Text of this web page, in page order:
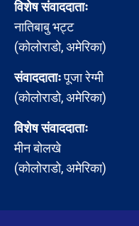
विशेष संवाददाताः
नातिबाबु भट्ट
(कोलोराडो, अमेरिका)
संवाददाताःपूजा रेग्मी
(कोलोराडो, अमेरिका)
विशेष संवाददाताः
मीन बोलखे
(कोलोराडो, अमेरिका)